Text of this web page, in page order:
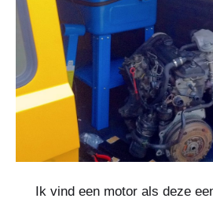
Ik vind een motor als deze